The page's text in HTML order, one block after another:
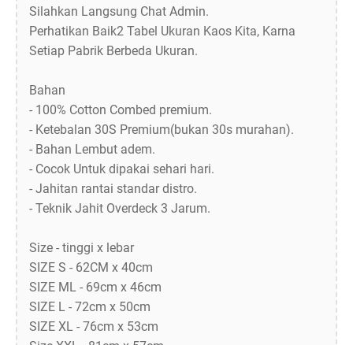
Silahkan Langsung Chat Admin.
Perhatikan Baik2 Tabel Ukuran Kaos Kita, Karna
Setiap Pabrik Berbeda Ukuran.
Bahan
- 100% Cotton Combed premium.
- Ketebalan 30S Premium(bukan 30s murahan).
- Bahan Lembut adem.
- Cocok Untuk dipakai sehari hari.
- Jahitan rantai standar distro.
- Teknik Jahit Overdeck 3 Jarum.
Size - tinggi x lebar
SIZE S - 62CM x 40cm
SIZE ML - 69cm x 46cm
SIZE L - 72cm x 50cm
SIZE XL - 76cm x 53cm